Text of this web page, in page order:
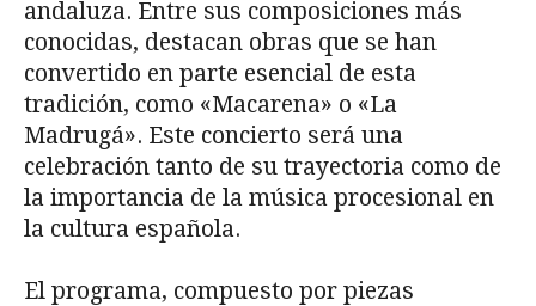
andaluza. Entre sus composiciones más
conocidas, destacan obras que se han
convertido en parte esencial de esta
tradición, como «Macarena» o «La
Madrugá». Este concierto será una
celebración tanto de su trayectoria como de
la importancia de la música procesional en
la cultura española.
El programa, compuesto por piezas